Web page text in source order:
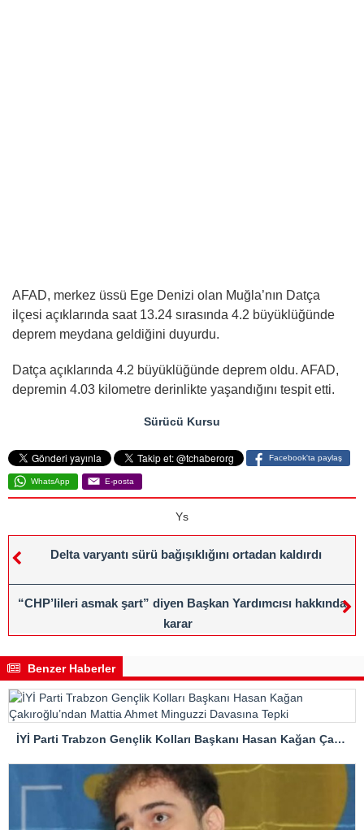
AFAD, merkez üssü Ege Denizi olan Muğla’nın Datça
ilçesi açıklarında saat 13.24 sırasında 4.2 büyüklüğünde
deprem meydana geldiğini duyurdu.
Datça açıklarında 4.2 büyüklüğünde deprem oldu. AFAD,
depremin 4.03 kilometre derinlikte yaşandığını tespit etti.
Sürücü Kursu
Facebook'ta paylaş
WhatsApp E-posta
Ys
Delta varyantı sürü bağışıklığını ortadan kaldırdı
“CHP’lileri asmak şart” diyen Başkan Yardımcısı hakkında
karar
Benzer Haberler
İYİ Parti Trabzon Gençlik Kolları Başkanı Hasan Kağan Çakıroğlu’ndan Mattia Ahmet Minguzzi Davasına Tepki